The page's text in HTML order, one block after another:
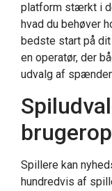
platform stærkt i
hvad du behøver
bedste start på
en operatør, der
udvalg af
Spillere kan
hundredvis af